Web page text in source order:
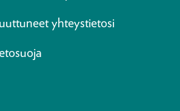
yhteystietosi
Facebook-f
tab Instagram
tab Linkedin-in
a new tab Bluesky